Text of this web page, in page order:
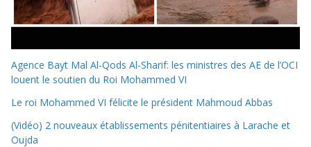
Agence Bayt Mal Al-Qods Al-Sharif: les ministres des AE de l’OCI
louent le soutien du Roi Mohammed VI
Le roi Mohammed VI félicite le président Mahmoud Abbas
(Vidéo) 2 nouveaux établissements pénitentiaires à Larache et
Oujda